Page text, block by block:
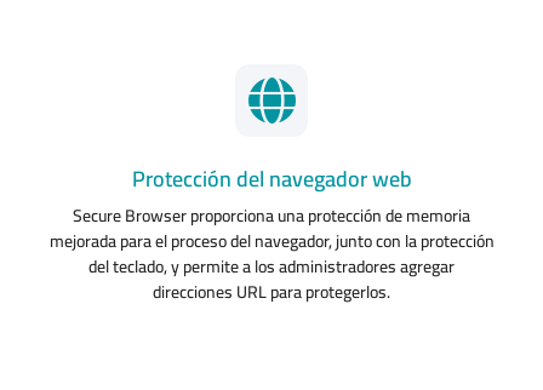
Protección del navegador web
Secure Browser proporciona una protección de memoria
mejorada para el proceso del navegador, junto con la protección
del teclado, y permite a los administradores agregar
direcciones URL para protegerlos.